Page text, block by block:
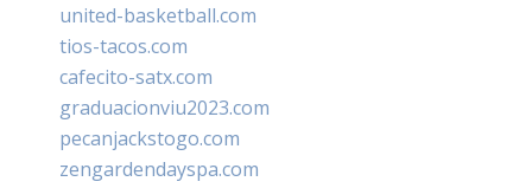
united-basketball.com
tios-tacos.com
cafecito-satx.com
graduacionviu2023.com
pecanjackstogo.com
zengardendayspa.com